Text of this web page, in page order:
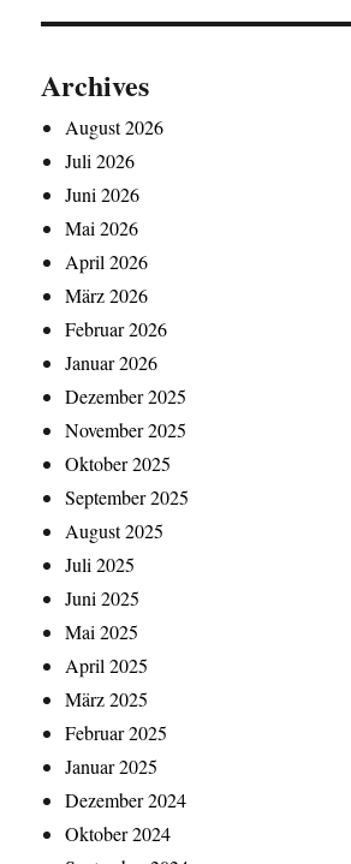
Archives
August 2026
Juli 2026
Juni 2026
Mai 2026
April 2026
März 2026
Februar 2026
Januar 2026
Dezember 2025
November 2025
Oktober 2025
September 2025
August 2025
Juli 2025
Juni 2025
Mai 2025
April 2025
März 2025
Februar 2025
Januar 2025
Dezember 2024
Oktober 2024